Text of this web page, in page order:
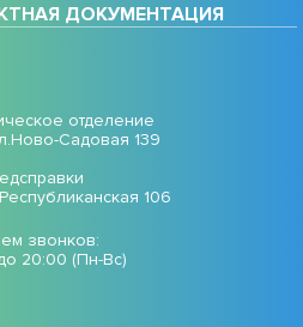
ДОКУМЕНТАЦИЯ
отделение
Садовая 139
106
звонков:
20:00 (Пн-Вс)